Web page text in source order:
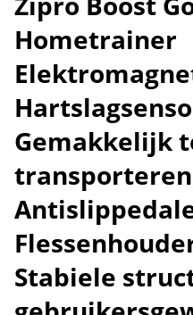
Hometrainer
Gemakkelijk
Stabiele